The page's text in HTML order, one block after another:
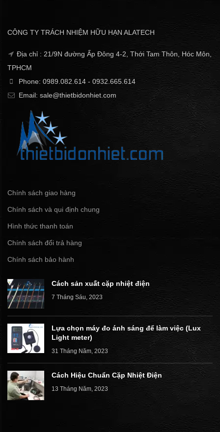
CÔNG TY TRÁCH NHIỆM HỮU HẠN ALATECH
Địa chỉ : 21/9N đường Ấp Đông 4-2, Thới Tam Thôn, Hóc Môn,
TPHCM
Phone: 0989.082.614 - 0932.665.614
Email: sale@thietbidonhiet.com
Chính sách giao hàng
Chính sách và qui định chung
Hình thức thanh toán
Chính sách đổi trả hàng
Chính sách bảo hành
Cách sản xuất cặp nhiệt điện
7 Tháng Sáu, 2023
Lựa chọn máy đo ánh sáng để làm việc (Lux
Light meter)
31 Tháng Năm, 2023
Cách Hiệu Chuẩn Cặp Nhiệt Điện
13 Tháng Năm, 2023